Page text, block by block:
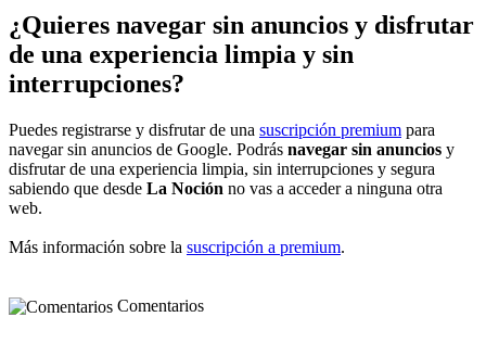
¿Quieres navegar sin anuncios y disfrutar
de una experiencia limpia y sin
interrupciones?
Puedes registrarse y disfrutar de una suscripción premium para
navegar sin anuncios de Google. Podrás navegar sin anuncios y
disfrutar de una experiencia limpia, sin interrupciones y segura
sabiendo que desde La Noción no vas a acceder a ninguna otra
web.
Más información sobre la suscripción a premium.
Comentarios